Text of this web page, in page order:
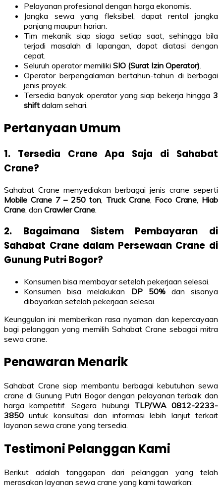
Pelayanan profesional dengan harga ekonomis.
Jangka sewa yang fleksibel, dapat rental jangka
panjang maupun harian.
Tim mekanik siap siaga setiap saat, sehingga bila
terjadi masalah di lapangan, dapat diatasi dengan
cepat.
Seluruh operator memiliki SIO (Surat Izin Operator)
Operator berpengalaman bertahun-tahun di berbagai
jenis proyek.
Tersedia banyak operator yang siap bekerja hingga 3
shift dalam sehari.
Pertanyaan Umum
1. Tersedia Crane Apa Saja di Sahabat
Crane?
Sahabat Crane menyediakan berbagai jenis crane seperti
Mobile Crane 7 – 250 ton, Truck Crane, Foco Crane, Hiab
Crane, dan Crawler Crane.
2. Bagaimana Sistem Pembayaran di
Sahabat Crane dalam Persewaan Crane di
Gunung Putri Bogor?
Konsumen bisa membayar setelah pekerjaan selesai.
Konsumen bisa melakukan DP 50%dan sisanya
dibayarkan setelah pekerjaan selesai.
Keunggulan ini memberikan rasa nyaman dan kepercayaan
bagi pelanggan yang memilih Sahabat Crane sebagai mitra
sewa crane.
Penawaran Menarik
Sahabat Crane siap membantu berbagai kebutuhan sewa
crane di Gunung Putri Bogor dengan pelayanan terbaik dan
harga kompetitif. Segera hubungi TLP/WA 0812-2233-
3850 untuk konsultasi dan informasi lebih lanjut terkait
layanan sewa crane yang tersedia.
Testimoni Pelanggan Kami
Berikut adalah tanggapan dari pelanggan yang telah
merasakan layanan sewa crane yang kami tawarkan: